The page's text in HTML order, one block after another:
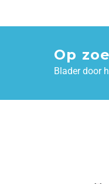
Op
Blader door